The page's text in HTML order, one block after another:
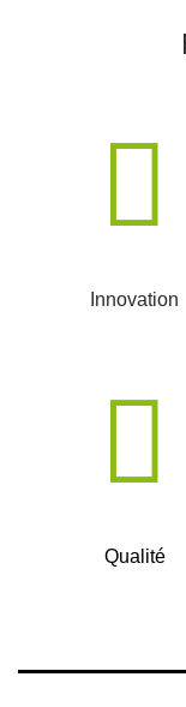
Innovation
Qualité